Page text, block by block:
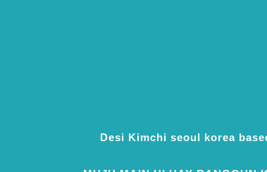
Desi Kimchi seoul korea